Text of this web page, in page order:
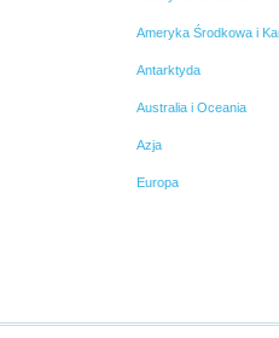
Ameryka Środkowa i
Antarktyda
Australia i Oceania
Azja
Europa